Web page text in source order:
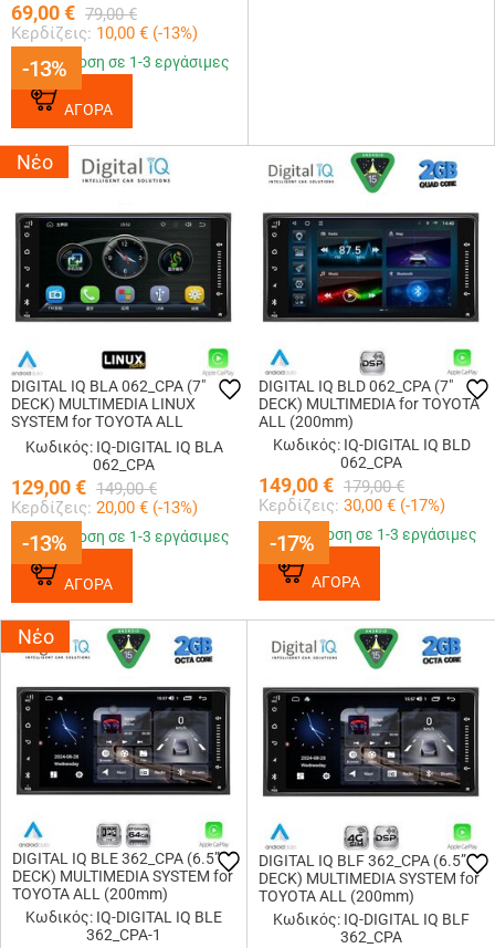
-13%
69,00€ 79,00 €
Κερδίζεις: 10,00 € (-13%)
-13%
Παράδοση σε 1-3 εργάσιμες
ΑΓΟΡΑ
Νέο
-13%
DIGITAL IQ BLA 062_CPA (7"
DECK) MULTIMEDIA LINUX
SYSTEM for TOYOTA ALL
(200mm)
Κωδικός: IQ-DIGITAL IQ BLA
062_CPA
129,00€ 149,00 €
Κερδίζεις: 20,00 € (-13%)
-13%
Παράδοση σε 1-3 εργάσιμες
ΑΓΟΡΑ
-17%
DIGITAL IQ BLD 062_CPA (7"
DECK) MULTIMEDIA for TOYOTA
ALL (200mm)
Κωδικός: IQ-DIGITAL IQ BLD
062_CPA
149,00€ 179,00 €
Κερδίζεις: 30,00 € (-17%)
-17%
Παράδοση σε 1-3 εργάσιμες
ΑΓΟΡΑ
Νέο
DIGITAL IQ BLE 362_CPA (6.5”
DECK) MULTIMEDIA SYSTEM for
TOYOTA ALL (200mm)
Κωδικός: IQ-DIGITAL IQ BLE
362_CPA-1
DIGITAL IQ BLF 362_CPA (6.5”
DECK) MULTIMEDIA SYSTEM for
TOYOTA ALL (200mm)
Κωδικός: IQ-DIGITAL IQ BLF
362_CPA